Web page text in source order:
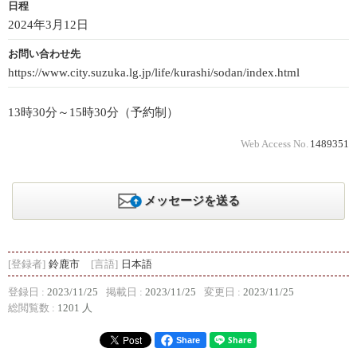
日程
2024年3月12日
お問い合わせ先
https://www.city.suzuka.lg.jp/life/kurashi/sodan/index.html
13時30分～15時30分（予約制）
Web Access No. 1489351
メッセージを送る
[登録者] 鈴鹿市 [言語] 日本語
登録日 : 2023/11/25 掲載日 : 2023/11/25 変更日 : 2023/11/25
総閲覧数 : 1201 人
Share